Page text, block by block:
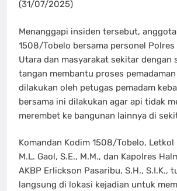
(31/07/2025)
Menanggapi insiden tersebut,
1508/Tobelo bersama personel Polres
Utara dan masyarakat sekitar dengan
tangan membantu proses
dilakukan oleh petugas pemadam
bersama ini dilakukan agar api tidak
merembet ke bangunan lainnya di
Komandan Kodim 1508/Tobelo, Letkol
M.L. Gaol, S.E., M.M., dan Kapolres
AKBP Erlickson Pasaribu, S.H., S.I.K.,
langsung di lokasi kejadian untuk